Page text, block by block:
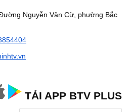
Nguyễn Văn Cừ, phường Bắc
TẢI APP BTV PLUS